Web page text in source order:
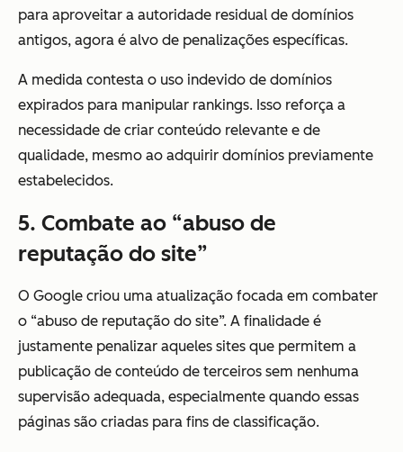
para aproveitar a autoridade residual de domínios
antigos, agora é alvo de penalizações específicas.
A medida contesta o uso indevido de domínios
expirados para manipular rankings. Isso reforça a
necessidade de criar conteúdo relevante e de
qualidade, mesmo ao adquirir domínios previamente
estabelecidos.
5. Combate ao “abuso de
reputação do site”
O Google criou uma atualização focada em combater
o “abuso de reputação do site”. A finalidade é
justamente penalizar aqueles sites que permitem a
publicação de conteúdo de terceiros sem nenhuma
supervisão adequada, especialmente quando essas
páginas são criadas para fins de classificação.